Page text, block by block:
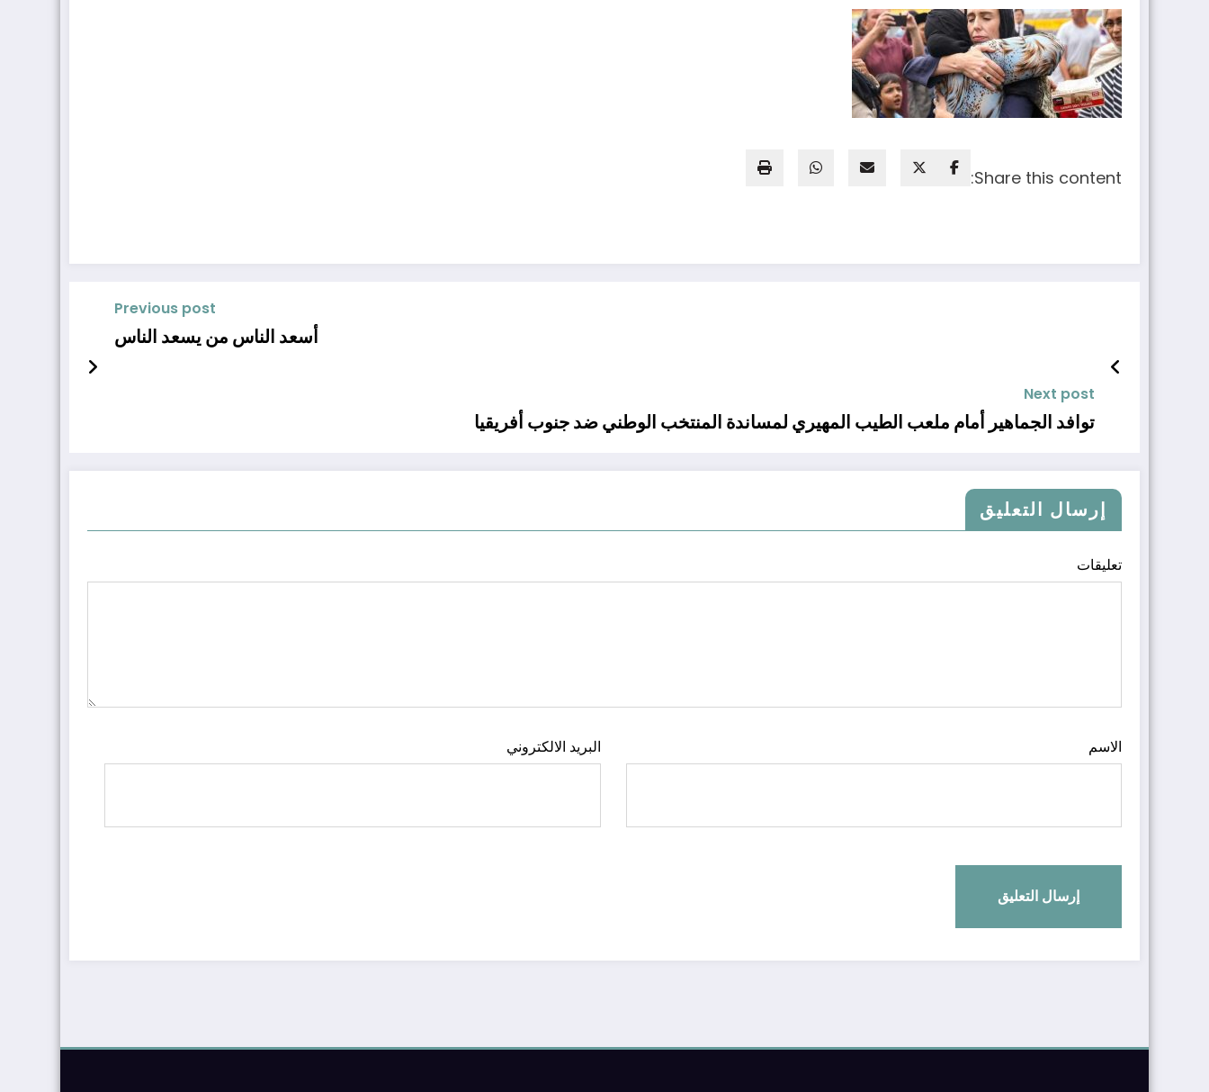
Share this content:
Previous post
أسعد الناس من يسعد الناس
Next post
توافد الجماهير أمام ملعب الطيب المهيري لمساندة المنتخب الوطني ضد جنوب أفريقيا
إرسال التعليق
تعليقات
الاسم البريد الالكتروني